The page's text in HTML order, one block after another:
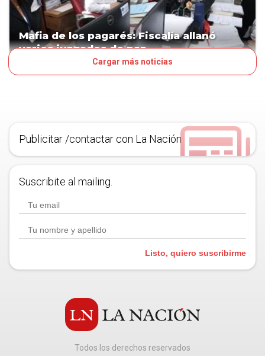
Mafia de los pagarés: Fiscalía allanó
varios juzgados de paz
Cargar más noticias
Publicitar /contactar con La Nación
Suscribite al mailing.
Listo, quiero suscribirme
Todos los derechos reservados